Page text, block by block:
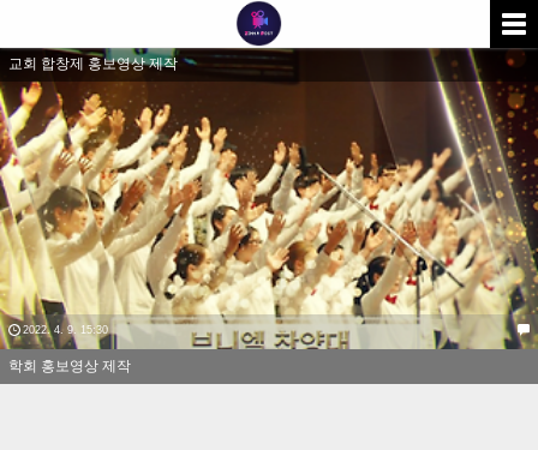
교회 합창제 홍보영상 제작
2022. 4. 9. 15:30
학회 홍보영상 제작